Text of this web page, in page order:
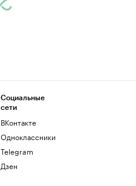
Социальные
сети
ВКонтакте
Одноклассники
Telegram
Дзен